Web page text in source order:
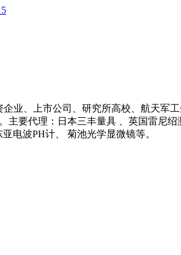
业、上市公司、研究所高校、航天军
要代理：日本三丰量具 、英国雷尼
电波PH计、 菊池光学显微镜等。